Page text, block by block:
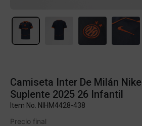
Camiseta Inter De Milán Nike
Suplente 2025 26 Infantil
Item No. NIHM4428-438
Precio final